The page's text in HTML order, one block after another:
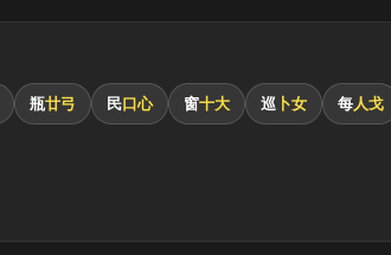
瓶廿弓 民口心 窗十大 巡 卜女 每人戈